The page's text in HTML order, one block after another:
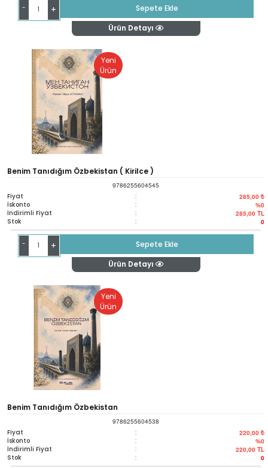
- +
Sepete Ekle
Ürün Detayı
Yeni
Ürün
Benim Tanıdığım Özbekistan ( Kirilce )
9786255604545
Fiyat : 285,00 ₺
İskonto : %0
İndirimli Fiyat : 285,00 TL
Stok : 0
- +
Sepete Ekle
Ürün Detayı
Yeni
Ürün
Benim Tanıdığım Özbekistan
9786255604538
Fiyat : 220,00 ₺
İskonto : %0
İndirimli Fiyat : 220,00 TL
Stok : 0